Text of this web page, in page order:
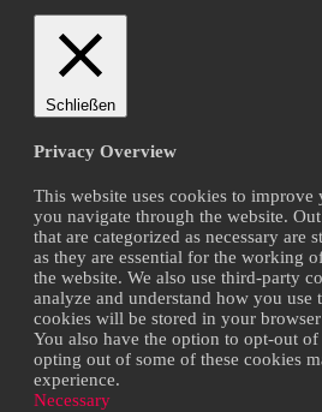
Schließen
Privacy Overview
This website uses cookies to improve
you navigate through the website.
that are categorized as necessary are
as they are essential for the working
the website. We also use third-party
analyze and understand how you use
cookies will be stored in your
You also have the option to opt-out
opting out of some of these cookies
experience.
Necessary